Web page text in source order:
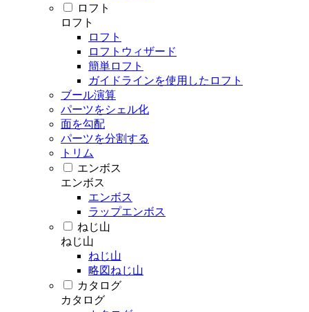
ロフト
ロフト
ロフト
ロフトウィザード
簡単ロフト
ガイドラインを使用したロフト
ブール演算
パーツをシェル化
面を勾配
パーツを分割する
トリム
エンボス
エンボス
エンボス
ラップエンボス
ねじ山
ねじ山
ねじ山
略図ねじ山
カタログ
カタログ